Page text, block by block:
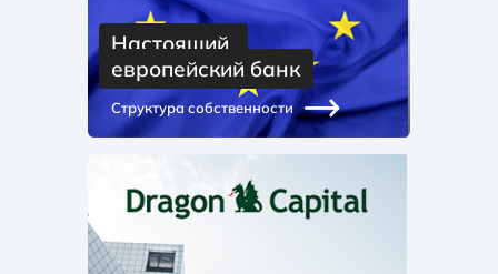
Настоящий
европейский банк
Структура собственности